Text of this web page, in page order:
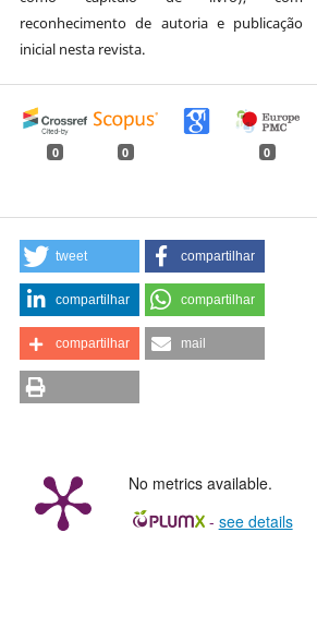
reconhecimento de autoria e publicação
inicial nesta revista.
0 0 0
tweet compartilhar
compartilhar compartilhar
compartilhar mail
No metrics available.
- see details